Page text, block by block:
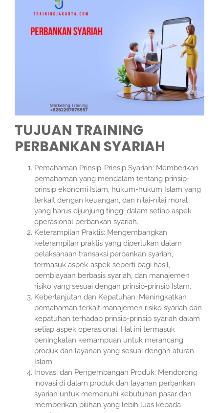
TUJUAN TRAINING
PERBANKAN SYARIAH
Pemahaman Prinsip-Prinsip Syariah: Memberikan
pemahaman yang mendalam tentang prinsip-
prinsip ekonomi Islam, hukum-hukum Islam yang
terkait dengan keuangan, dan nilai-nilai moral
yang harus dijunjung tinggi dalam setiap aspek
operasional perbankan syariah.
Keterampilan Praktis: Mengembangkan
keterampilan praktis yang diperlukan dalam
pelaksanaan transaksi perbankan syariah,
termasuk aspek-aspek seperti bagi hasil,
pembiayaan berbasis syariah, dan manajemen
risiko yang sesuai dengan prinsip-prinsip Islam.
Keberlanjutan dan Kepatuhan: Meningkatkan
pemahaman terkait manajemen risiko syariah dan
kepatuhan terhadap prinsip-prinsip syariah dalam
setiap aspek operasional. Hal ini termasuk
peningkatan kemampuan untuk merancang
produk dan layanan yang sesuai dengan aturan
Islam.
Inovasi dan Pengembangan Produk: Mendorong
inovasi di dalam produk dan layanan perbankan
syariah untuk memenuhi kebutuhan pasar dan
memberikan pilihan yang lebih luas kepada